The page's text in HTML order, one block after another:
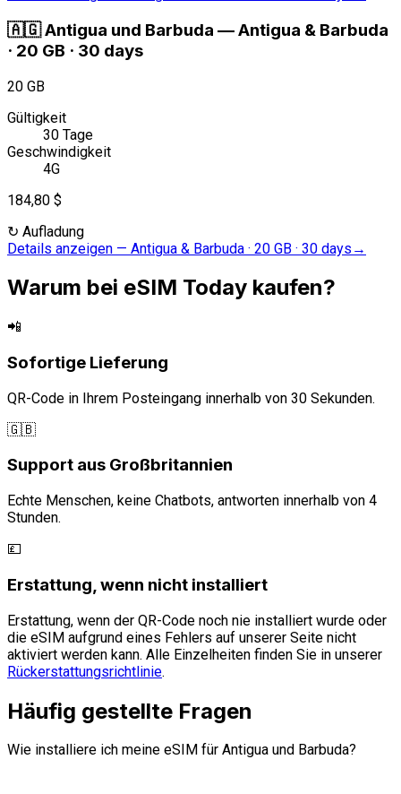
🇦🇬Antigua und Barbuda —Antigua & Barbuda
· 20 GB · 30 days
20 GB
Gültigkeit
30 Tage
Geschwindigkeit
4G
184,80 $
↻ Aufladung
Details anzeigen — Antigua & Barbuda · 20 GB · 30 days →
Warum bei eSIM Today kaufen?
📲
Sofortige Lieferung
QR-Code in Ihrem Posteingang innerhalb von 30 Sekunden.
🇬🇧
Support aus Großbritannien
Echte Menschen, keine Chatbots, antworten innerhalb von 4
Stunden.
💷
Erstattung, wenn nicht installiert
Erstattung, wenn der QR-Code noch nie installiert wurde oder
die eSIM aufgrund eines Fehlers auf unserer Seite nicht
aktiviert werden kann. Alle Einzelheiten finden Sie in unserer
Rückerstattungsrichtlinie.
Häufig gestellte Fragen
Wie installiere ich meine eSIM für Antigua und Barbuda?